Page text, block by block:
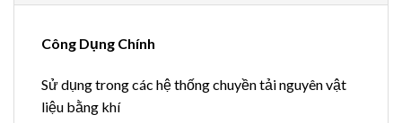
Công Dụng Chính
Sử dụng trong các hệ thống chuyền tải nguyên vật
liệu bằng khí